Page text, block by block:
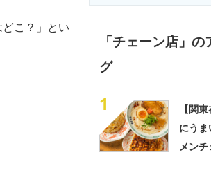
こ？」とい
「チェーン店」
グ
1
【関
にう
メン